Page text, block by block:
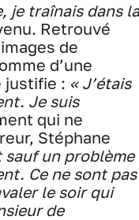
je traînais dans la
Retrouvé
de
d’une
justifie : « J’étais
Je suis
qui ne
Stéphane
sauf un problème
Ce ne sont pas
le soir qui
de